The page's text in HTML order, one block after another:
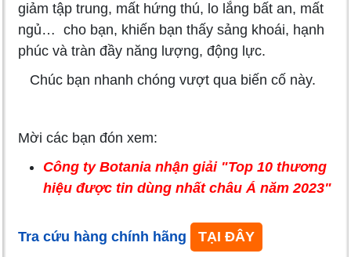
giảm tập trung, mất hứng thú, lo lắng bất an, mất
ngủ… cho bạn, khiến bạn thấy sảng khoái, hạnh
phúc và tràn đầy năng lượng, động lực.
Chúc bạn nhanh chóng vượt qua biến cố này.
Mời các bạn đón xem:
Công ty Botania nhận giải "Top 10 thương
hiệu được tin dùng nhất châu Á năm 2023"
Tra cứu hàng chính hãng TẠI ĐÂY